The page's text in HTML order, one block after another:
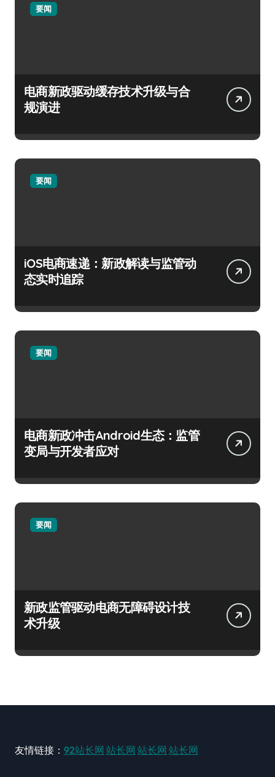
要闻
电商新政驱动缓存技术升级与合
规演进
要闻
iOS电商速递：新政解读与监管动
态实时追踪
要闻
电商新政冲击Android生态：监管
变局与开发者应对
要闻
新政监管驱动电商无障碍设计技
术升级
友情链接： 92站长网 站长网 站长网 站长网